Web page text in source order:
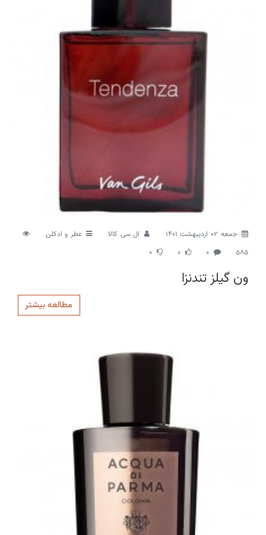
جمعه 02 اردیبهشت 1401 ال سی کالا
عطر و ادکلن
585
0
0
0
ون گیلز تندنزا
مطالعه بیشتر